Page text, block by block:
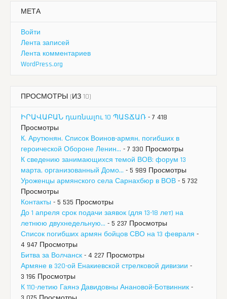
МЕТА
Войти
Лента записей
Лента комментариев
WordPress.org
ПРОСМОТРЫ (ИЗ 10)
ԻՐԱՎԱԲԱՆ դառնալու 10 ՊԱՏՃԱՌ - 7 418
Просмотры
К. Арутюнян. Список Воинов-армян, погибших в
героической Обороне Ленин... - 7 330 Просмотры
К сведению занимающихся темой ВОВ: форум 13
марта, организованный Домо... - 5 989 Просмотры
Уроженцы армянского села Сарнахбюр в ВОВ - 5 732
Просмотры
Контакты - 5 535 Просмотры
До 1 апреля срок подачи заявок (для 13-18 лет) на
летнюю двухнедельную... - 5 237 Просмотры
Список погибших армян бойцов СВО на 13 февраля -
4 947 Просмотры
Битва за Волчанск - 4 227 Просмотры
Армяне в 320-ой Енакиевской стрелковой дивизии -
3 196 Просмотры
К 110-летию Гаянэ Давидовны Анановой-Ботвинник -